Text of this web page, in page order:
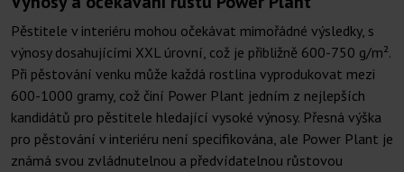
Pěstitele v interiéru mohou očekávat mimořádné výsledky, s
výnosy dosahujícími XXL úrovní, což je přibližně 600-750 g/m².
Při pěstování venku může každá rostlina vyprodukovat mezi
600-1000 gramy, což činí Power Plant jedním z nejlepších
kandidátů pro pěstitele hledající vysoké výnosy. Přesná výška
pro pěstování v interiéru není specifikována, ale Power Plant je
známá svou zvládnutelnou a předvídatelnou růstovou